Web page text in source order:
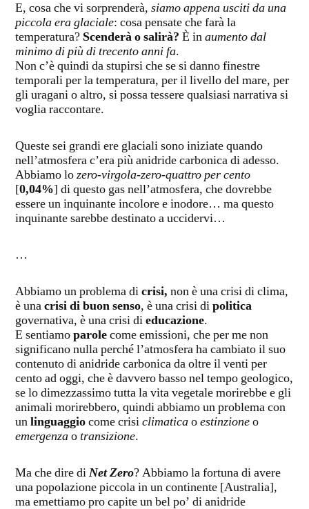
E, cosa che vi sorprenderà, siamo appena usciti da una
piccola era glaciale: cosa pensate che farà la
temperatura? Scenderà o salirà? È inaumento dal
minimo di più di trecento anni fa.
Non c’è quindi da stupirsi che se si danno finestre
temporali per la temperatura, per il livello del mare, per
gli uragani o altro, si possa tessere qualsiasi narrativa si
voglia raccontare.
Queste sei grandi ere glaciali sono iniziate quando
nell’atmosfera c’era più anidride carbonica di adesso.
Abbiamo lozero-virgola-zero-quattro per cento
[0,04%] di questo gas nell’atmosfera, che dovrebbe
essere un inquinante incolore e inodore… ma questo
inquinante sarebbe destinato a uccidervi…
…
Abbiamo un problema dicrisi, non è una crisi di clima,
è unacrisi di buon senso, è una crisi dipolitica
governativa, è una crisi dieducazione.
E sentiamoparolecome emissioni, che per me non
significano nulla perché l’atmosfera ha cambiato il suo
contenuto di anidride carbonica da oltre il venti per
cento ad oggi, che è davvero basso nel tempo geologico,
se lo dimezzassimo tutta la vita vegetale morirebbe e gli
animali morirebbero, quindi abbiamo un problema con
unlinguaggiocome crisiclimaticaoestinzioneo
emergenzaotransizione.
Ma che dire diNet Zero? Abbiamo la fortuna di avere
una popolazione piccola in un continente [Australia],
ma emettiamo pro capite un bel po’ di anidride